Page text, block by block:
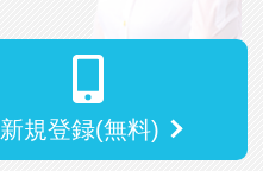
新規登録(無料)